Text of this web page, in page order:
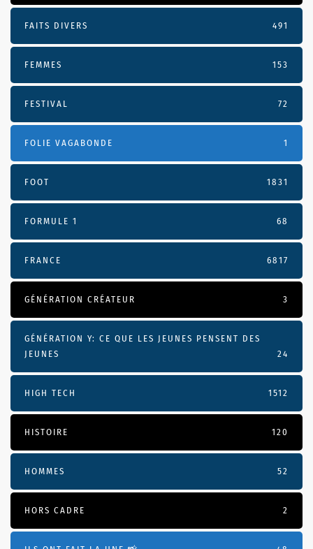
FAITS DIVERS 491
FEMMES 153
FESTIVAL 72
FOLIE VAGABONDE 1
FOOT 1831
FORMULE 1 68
FRANCE 6817
GÉNÉRATION CRÉATEUR 3
GÉNÉRATION Y: CE QUE LES JEUNES PENSENT DES
JEUNES
24
HIGH TECH 1512
HISTOIRE 120
HOMMES 52
HORS CADRE 2